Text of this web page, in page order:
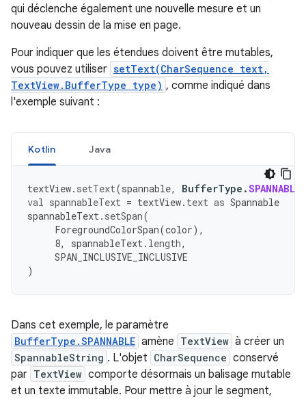
qui déclenche également une nouvelle mesure et un
nouveau dessin de la mise en page.
Pour indiquer que les étendues doivent être mutables,
vous pouvez utiliser setText(CharSequence text,
TextView.BufferType type) , comme indiqué dans
l'exemple suivant :
Kotlin Java
textView. setText(spannable, BufferType .SPANNABLE
val
spannableText = textView. text as Spannable
spannableText . setSpan(
ForegroundColorSpan(color),
8, spannableText . length,
SPAN_INCLUSIVE_INCLUSIVE
)
Dans cet exemple, le paramètre
BufferType.SPANNABLE amène TextView à créer un
SpannableString . L'objet CharSequence conservé
par TextView comporte désormais un balisage mutable
et un texte immutable. Pour mettre à jour le segment,